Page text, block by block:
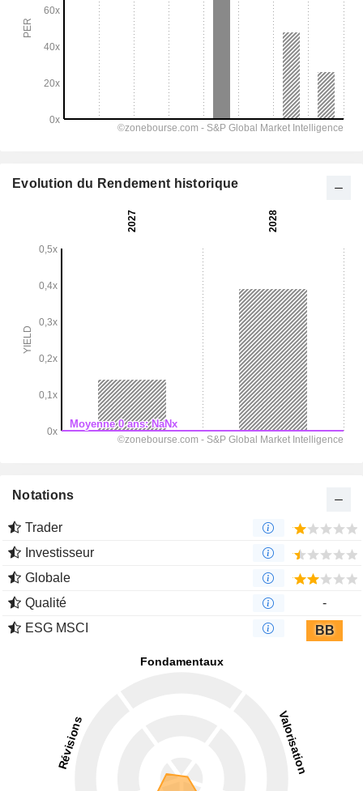
Evolution du Rendement historique
Notations
Trader
Investisseur
Globale
Qualité
-
ESG MSCI
BB